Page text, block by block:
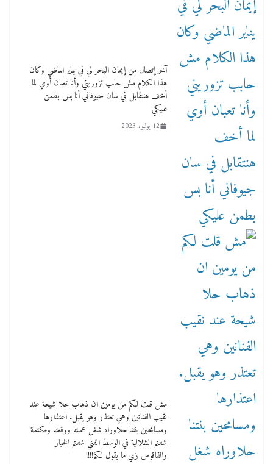
آخر إتصال من إيمان البحر لي في يناير الماضي وكان
هذا الكلام مش حابب تزوريني وأنا تعبان أوي لما
أخف هنتقابل في سان جيوفاني أنا بس بطمن
عليكي
12 يوليو، 2023
مش قلت لكم من يومين ان ذهاب حلا شيحة عند
نقيب الفنانين وهي تعتذر وهو يقبل. اعتذارها
ومسامحين بنتنا حلاوراه شغل عملته ووقعته ومكتمة
شفتم الشلالية في الوسط الفني شفتم الخيار
والفاقوس زي ما بقول لكم!!!!